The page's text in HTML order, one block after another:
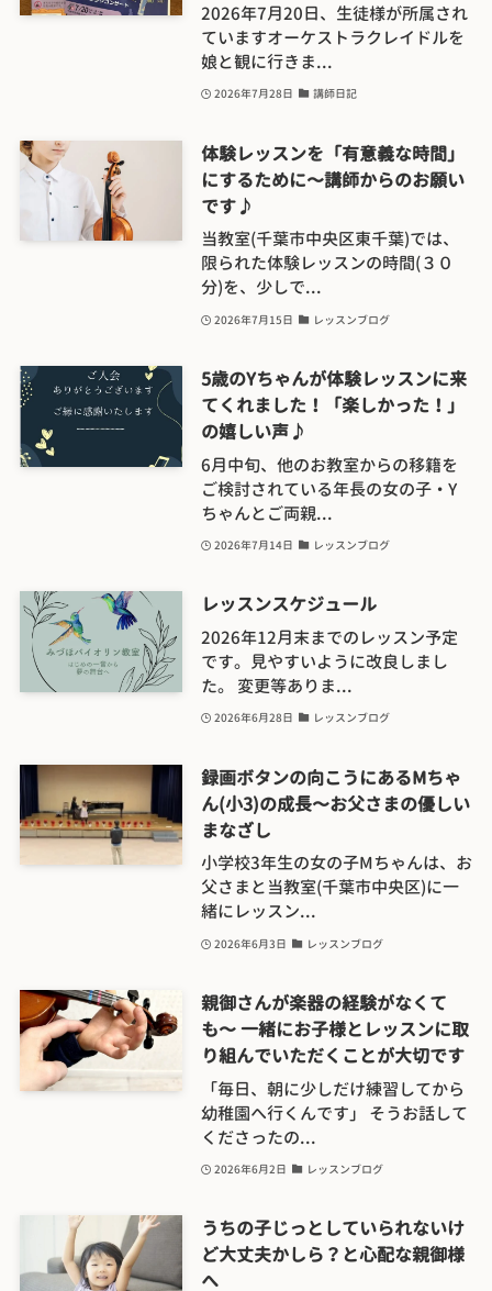
2026年7月20日、生徒様が所属され
ていますオーケストラクレイドルを
娘と観に行きま...
2026年7月28日 講師日記
体験レッスンを「有意義な時間」
にするために〜講師からのお願い
です♪
当教室(千葉市中央区東千葉)では、
限られた体験レッスンの時間(３０
分)を、少しで...
2026年7月15日 レッスンブログ
5歳のYちゃんが体験レッスンに来
てくれました！「楽しかった！」
の嬉しい声♪
6月中旬、他のお教室からの移籍を
ご検討されている年長の女の子・Y
ちゃんとご両親...
2026年7月14日 レッスンブログ
レッスンスケジュール
2026年12月末までのレッスン予定
です。見やすいように改良しまし
た。 変更等ありま...
2026年6月28日 レッスンブログ
録画ボタンの向こうにあるMちゃ
ん(小3)の成長〜お父さまの優しい
まなざし
小学校3年生の女の子Mちゃんは、お
父さまと当教室(千葉市中央区)に一
緒にレッスン...
2026年6月3日 レッスンブログ
親御さんが楽器の経験がなくて
も〜 一緒にお子様とレッスンに取
り組んでいただくことが大切です
「毎日、朝に少しだけ練習してから
幼稚園へ行くんです」 そうお話して
くださったの...
2026年6月2日 レッスンブログ
うちの子じっとしていられないけ
ど大丈夫かしら？と心配な親御様
へ